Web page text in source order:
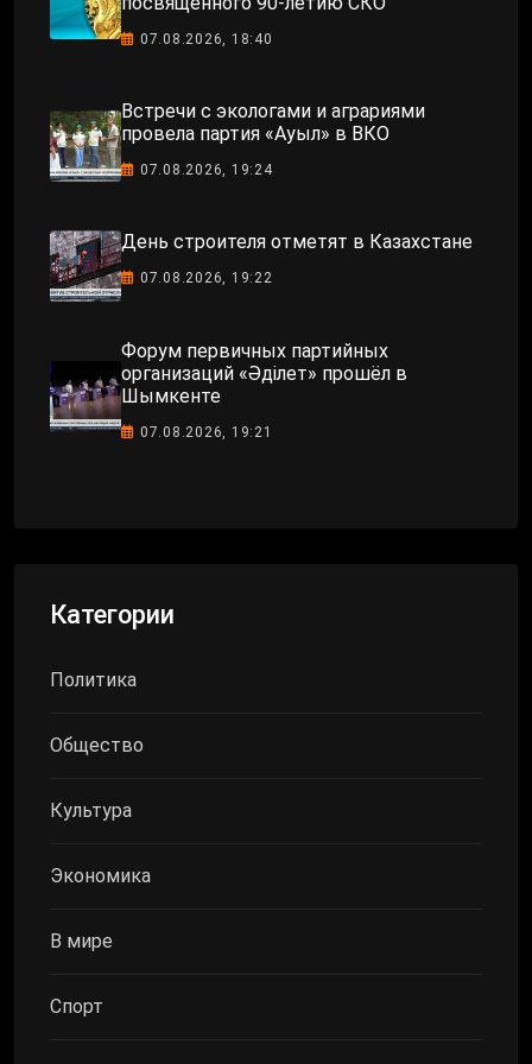
07.08.2026, 18:40
Встречи с экологами и аграриями
провела партия «Ауыл» в ВКО
07.08.2026, 19:24
День строителя отметят в Казахстане
07.08.2026, 19:22
Форум первичных партийных
организаций «Әділет» прошёл в
Шымкенте
07.08.2026, 19:21
Категории
Политика
Общество
Культура
Экономика
В мире
Спорт